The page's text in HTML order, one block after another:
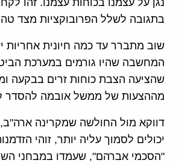
בתגובה לשלל הפרובוקציות מצד
שוב מתברר עד כמה חיונית אחריות
שהציעה הצבת כוחות זרים בבקעה
מההצעות של ממשל אובמה להסדר
דווקא מול החולשה שמקרינה
יכולים לסמוך עליה יותר, זוהי
"הסכמי אברהם", שעמדו במבחני